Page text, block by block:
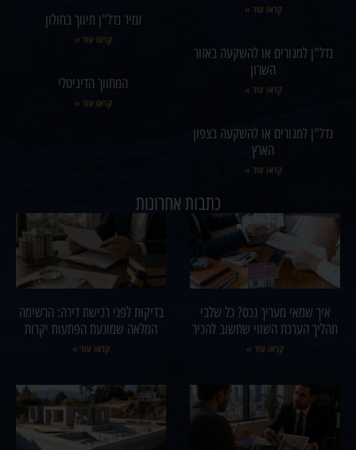
קראו עוד »
נדל"ן למגורים או להשקעה באזור
השרון
קראו עוד »
נדל"ן למגורים או להשקעה בצפון
הארץ
קראו עוד »
זמיר נדל"ן תיווך בחולון
קראו עוד »
המתווך הדיגיטלי
קראו עוד »
כתבות אחרונות
איך שמאי מעריך נכס? כל שלבי
תהליך הערכת השווי שחשוב להכיר
קראו עוד »
בדיקות לפני רכישת דירה: הרשימה
המלאה שמונעת הפתעות יקרות
קראו עוד »